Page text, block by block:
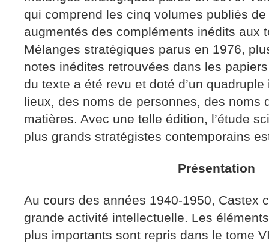
qui comprend les cinq volumes publiés
augmentés des compléments inédits aux
Mélanges stratégiques parus en 1976,
notes inédites retrouvées dans les papiers
du texte a été revu et doté d’un
lieux, des noms de personnes, des noms
matières. Avec une telle édition, l’étude
plus grands stratégistes contemporains
Présentation
Au cours des années 1940-1950, Castex
grande activité intellectuelle. Les
plus importants sont repris dans le tome